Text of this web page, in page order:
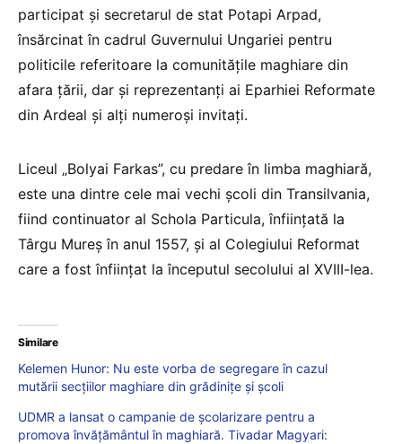
participat şi secretarul de stat Potapi Arpad,
însărcinat în cadrul Guvernului Ungariei pentru
politicile referitoare la comunităţile maghiare din
afara ţării, dar şi reprezentanţi ai Eparhiei Reformate
din Ardeal şi alţi numeroşi invitaţi.
Liceul „Bolyai Farkas”, cu predare în limba maghiară,
este una dintre cele mai vechi şcoli din Transilvania,
fiind continuator al Schola Particula, înfiinţată la
Târgu Mureş în anul 1557, şi al Colegiului Reformat
care a fost înfiinţat la începutul secolului al XVIII-lea.
Similare
Kelemen Hunor: Nu este vorba de segregare în cazul
mutării secțiilor maghiare din grădinițe și școli
UDMR a lansat o campanie de școlarizare pentru a
promova învățământul în maghiară. Tivadar Magyari: